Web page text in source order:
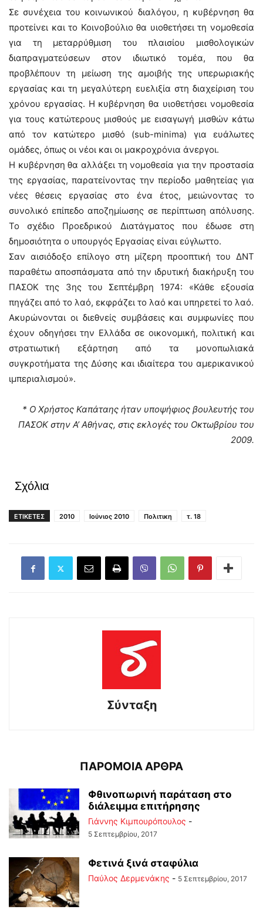
Σε συνέχεια του κοινωνικού διαλόγου, η κυβέρνηση θα
προτείνει και το Κοινοβούλιο θα υιοθετήσει τη νομοθεσία
για τη μεταρρύθμιση του πλαισίου μισθολογικών
διαπραγματεύσεων στον ιδιωτικό τομέα, που θα
προβλέπουν τη μείωση της αμοιβής της υπερωριακής
εργασίας και τη μεγαλύτερη ευελιξία στη διαχείριση του
χρόνου εργασίας. Η κυβέρνηση θα υιοθετήσει νομοθεσία
για τους κατώτερους μισθούς με εισαγωγή μισθών κάτω
από τον κατώτερο μισθό (sub-minima) για ευάλωτες
ομάδες, όπως οι νέοι και οι μακροχρόνια άνεργοι.
Η κυβέρνηση θα αλλάξει τη νομοθεσία για την προστασία
της εργασίας, παρατείνοντας την περίοδο μαθητείας για
νέες θέσεις εργασίας στο ένα έτος, μειώνοντας το
συνολικό επίπεδο αποζημίωσης σε περίπτωση απόλυσης.
Το σχέδιο Προεδρικού Διατάγματος που έδωσε στη
δημοσιότητα ο υπουργός Εργασίας είναι εύγλωττο.
Σαν αισιόδοξο επίλογο στη μίζερη προοπτική του ΔΝΤ
παραθέτω αποσπάσματα από την ιδρυτική διακήρυξη του
ΠΑΣΟΚ της 3ης του Σεπτέμβρη 1974: «Κάθε εξουσία
πηγάζει από το λαό, εκφράζει το λαό και υπηρετεί το λαό.
Ακυρώνονται οι διεθνείς συμβάσεις και συμφωνίες που
έχουν οδηγήσει την Ελλάδα σε οικονομική, πολιτική και
στρατιωτική εξάρτηση από τα μονοπωλιακά
συγκροτήματα της Δύσης και ιδιαίτερα του αμερικανικού
ιμπεριαλισμού».
* Ο Χρήστος Καπάταης ήταν υποψήφιος βουλευτής του
ΠΑΣΟΚ στην Α’ Αθήνας, στις εκλογές του Οκτωβρίου του
2009.
Σχόλια
ΕΤΙΚΕΤΕΣ 2010 Ιούνιος 2010 Πολιτικη τ. 18
Σύνταξη
ΠΑΡΟΜΟΙΑ ΑΡΘΡΑ
Φθινοπωρινή παράταση στο
διάλειμμα επιτήρησης
Γιάννης Κιμπουρόπουλος -
5 Σεπτεμβρίου, 2017
Φετινά ξινά σταφύλια
Παύλος Δερμενάκης - 5 Σεπτεμβρίου, 2017